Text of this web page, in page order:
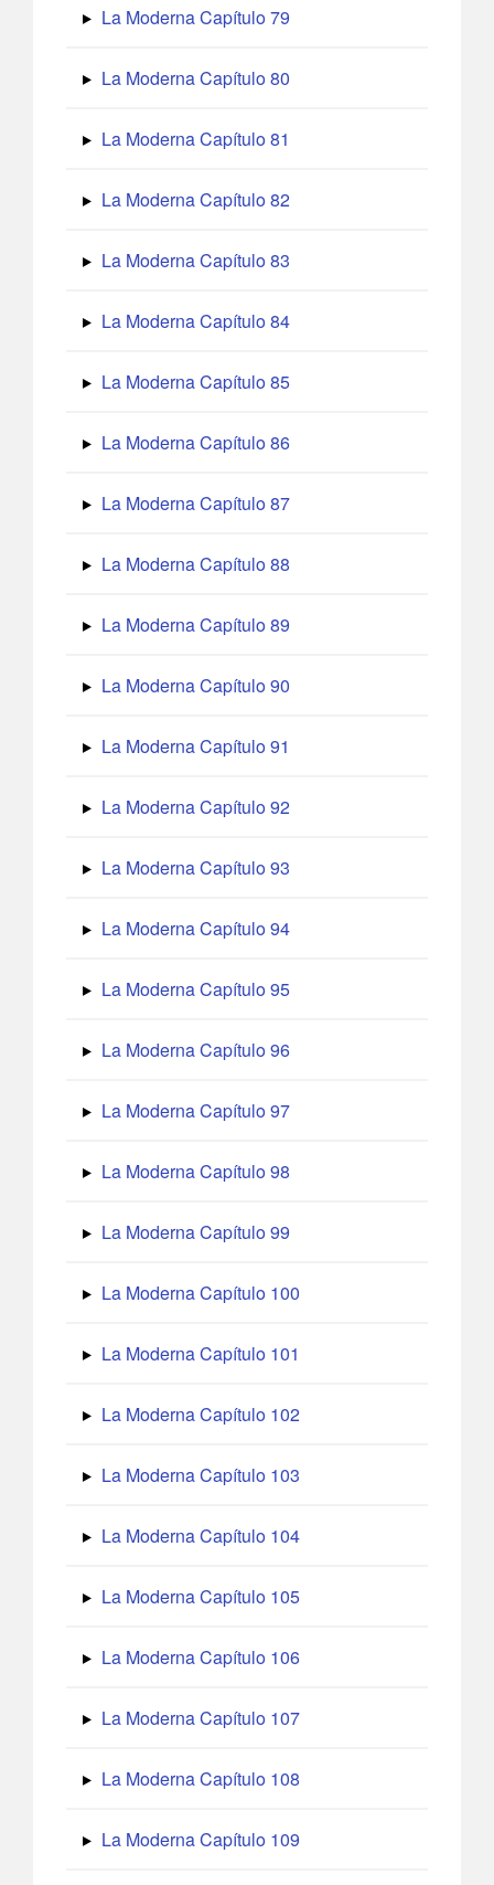
La Moderna Capítulo 79
La Moderna Capítulo 80
La Moderna Capítulo 81
La Moderna Capítulo 82
La Moderna Capítulo 83
La Moderna Capítulo 84
La Moderna Capítulo 85
La Moderna Capítulo 86
La Moderna Capítulo 87
La Moderna Capítulo 88
La Moderna Capítulo 89
La Moderna Capítulo 90
La Moderna Capítulo 91
La Moderna Capítulo 92
La Moderna Capítulo 93
La Moderna Capítulo 94
La Moderna Capítulo 95
La Moderna Capítulo 96
La Moderna Capítulo 97
La Moderna Capítulo 98
La Moderna Capítulo 99
La Moderna Capítulo 100
La Moderna Capítulo 101
La Moderna Capítulo 102
La Moderna Capítulo 103
La Moderna Capítulo 104
La Moderna Capítulo 105
La Moderna Capítulo 106
La Moderna Capítulo 107
La Moderna Capítulo 108
La Moderna Capítulo 109